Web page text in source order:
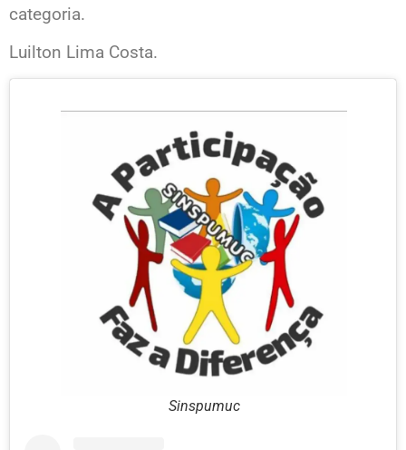
categoria.
Luilton Lima Costa.
Sinspumuc